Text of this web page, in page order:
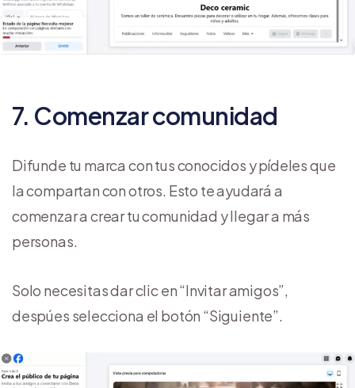
7. Comenzar comunidad
Difunde tu marca con tus conocidos y pídeles que
la compartan con otros. Esto te ayudará a
comenzar a crear tu comunidad y llegar a más
personas.
Solo necesitas dar clic en “Invitar amigos”,
despúes selecciona el botón “Siguiente”.